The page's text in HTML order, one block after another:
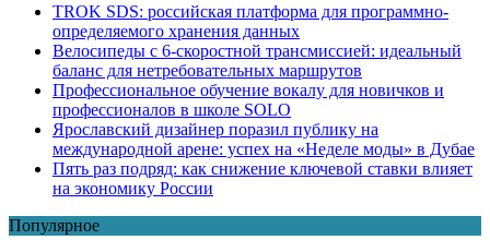
TROK SDS: российская платформа для программно-
определяемого хранения данных
Велосипеды с 6-скоростной трансмиссией: идеальный
баланс для нетребовательных маршрутов
Профессиональное обучение вокалу для новичков и
профессионалов в школе SOLO
Ярославский дизайнер поразил публику на
международной арене: успех на «Неделе моды» в Дубае
Пять раз подряд: как снижение ключевой ставки влияет
на экономику России
Популярное